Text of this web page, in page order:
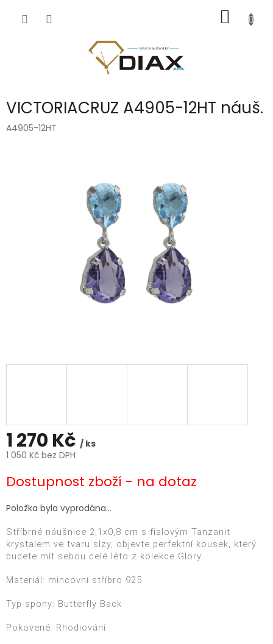
KOŠÍK
VICTORIACRUZ A4905-12HT náuš.
A4905-12HT
1 270 Kč / ks
1 050 Kč bez DPH
cena:
Dostupnost zboží - na dotaz
Položka byla vyprodána…
Stříbrné náušnice 2,1x0,8 cm s fialovým Tanzanit
krystalem ve tvaru slzy, objevte perfektní kousek, který
budete mít sebou celé léto z kolekce Glory.
Materiál: mincovní stříbro 925
Typ spony: Butterfly Back
Pokovené: Rhodiování